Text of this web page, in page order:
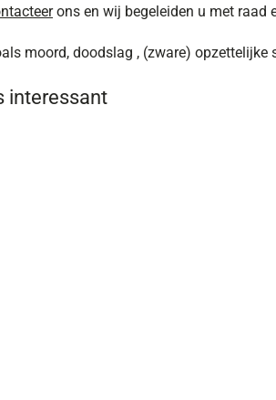
ons en wij begeleiden u met raad
moord, doodslag , (zware) opzettelijke
interessant